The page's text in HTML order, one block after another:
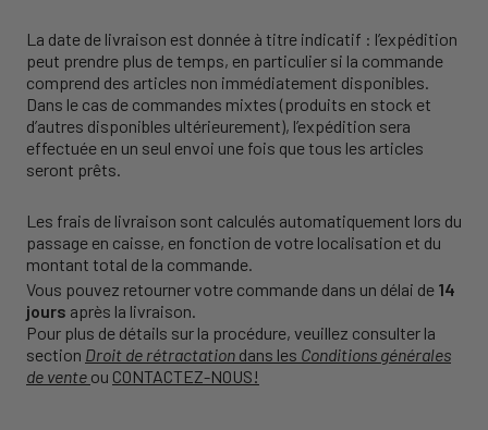
La date de livraison est donnée à titre indicatif : l’expédition
peut prendre plus de temps, en particulier si la commande
comprend des articles non immédiatement disponibles.
Dans le cas de commandes mixtes (produits en stock et
d’autres disponibles ultérieurement), l’expédition sera
effectuée en un seul envoi une fois que tous les articles
seront prêts.
Les frais de livraison sont calculés automatiquement lors du
passage en caisse, en fonction de votre localisation et du
montant total de la commande.
Vous pouvez retourner votre commande dans un délai de 14
jours après la livraison.
Pour plus de détails sur la procédure, veuillez consulter la
section Droit de rétractation dans les Conditions générales
de vente ou CONTACTEZ-NOUS!